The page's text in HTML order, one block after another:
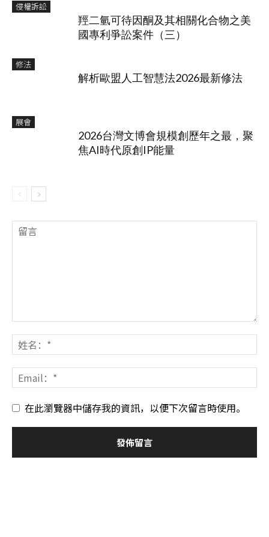
侵權訴訟
羥二氫可待因酮及其相關化合物之美
國專利爭訟案件（三）
修法
解析歐盟人工智慧法2026最新修法
展會
2026台灣文博會規模創歷年之最，聚
焦AI時代原創IP能量
在此瀏覽器中儲存我的資訊，以便下次留言時使用。